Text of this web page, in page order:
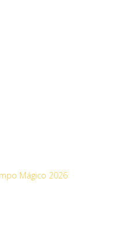
Mágico 2026